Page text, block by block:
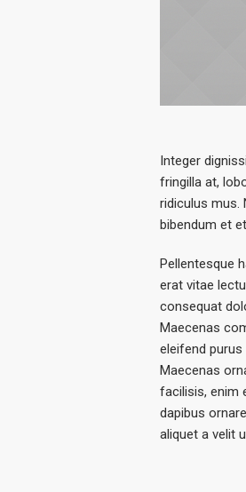
Integer
fringilla at,
ridiculus mus.
bibendum et
Pellentesque
erat vitae
consequat
Maecenas
eleifend
Maecenas
facilisis, enim
dapibus
aliquet a velit